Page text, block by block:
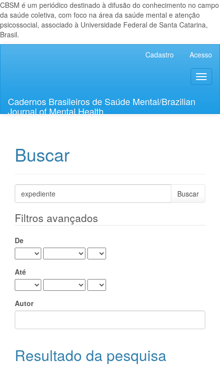
CBSM é um periódico destinado à difusão do conhecimento no campo
da saúde coletiva, com foco na área da saúde mental e atenção
psicossocial, associado à Universidade Federal de Santa Catarina,
Brasil.
Lateral
Cadastro Acesso
Cadernos Brasileiros de Saúde Mental/Brazilian
Journal of Mental Health
Buscar
Pesquisar
termo
Filtros avançados
De
Até
Autor
Resultado da pesquisa